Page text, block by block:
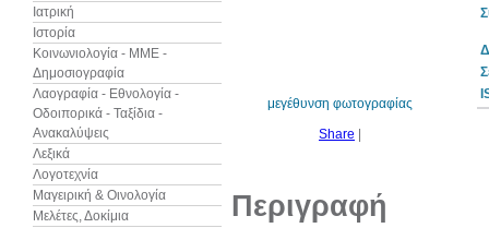
Ιατρική
Ιστορία
Κοινωνιολογία - ΜΜΕ -
Δημοσιογραφία
Λαογραφία - Εθνολογία -
Οδοιπορικά - Ταξίδια -
Ανακαλύψεις
Λεξικά
Λογοτεχνία
Μαγειρική & Οινολογία
Μελέτες, Δοκίμια
μεγέθυνση φωτογραφίας
Share
Περιγραφή